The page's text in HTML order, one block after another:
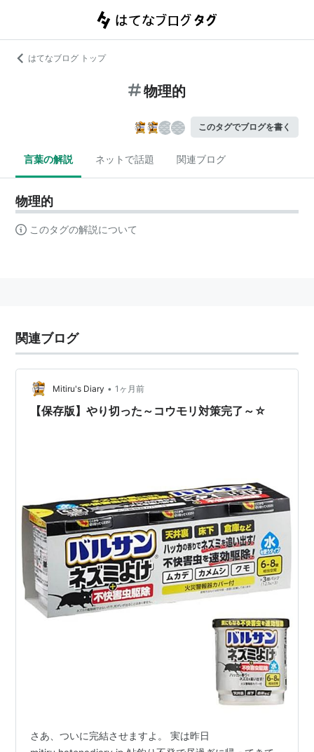
はてなブログ トップ
物理的
このタグでブログを書く
言葉の解説 ネットで話題 関連ブログ
物理的
このタグの解説について
関連ブログ
Mitiru's Diary • 1ヶ月前
【保存版】やり切った～コウモリ対策完了～☆
さあ、ついに完結させますよ。 実は昨日